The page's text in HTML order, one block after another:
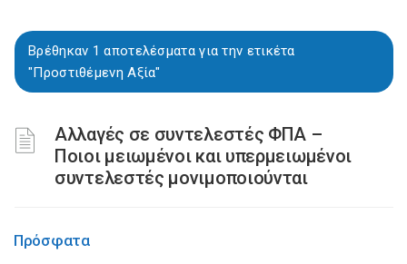
Βρέθηκαν 1 αποτελέσματα για την ετικέτα
"Προστιθέμενη Αξία"
Αλλαγές σε συντελεστές ΦΠΑ –
Ποιοι μειωμένοι και υπερμειωμένοι
συντελεστές μονιμοποιούνται
Πρόσφατα